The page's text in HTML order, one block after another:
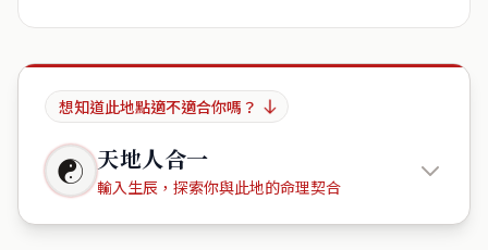
想知道此地點適不適合你嗎？
☯ 天地人合一
輸入生辰，探索你與此地的命理契合